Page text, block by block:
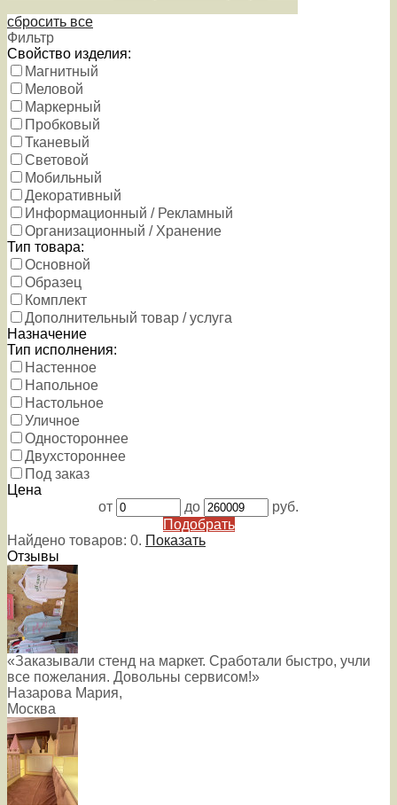
сбросить все
Фильтр
Свойство изделия:
Магнитный
Меловой
Маркерный
Пробковый
Тканевый
Световой
Мобильный
Декоративный
Информационный / Рекламный
Организационный / Хранение
Тип товара:
Основной
Образец
Комплект
Дополнительный товар / услуга
Назначение
Тип исполнения:
Настенное
Напольное
Настольное
Уличное
Одностороннее
Двухстороннее
Под заказ
Цена
от
до
руб.
Подобрать
Найдено товаров: 0. Показать
Отзывы
«Заказывали стенд на маркет. Сработали быстро, учли
все пожелания. Довольны сервисом!»
Назарова Мария,
Москва